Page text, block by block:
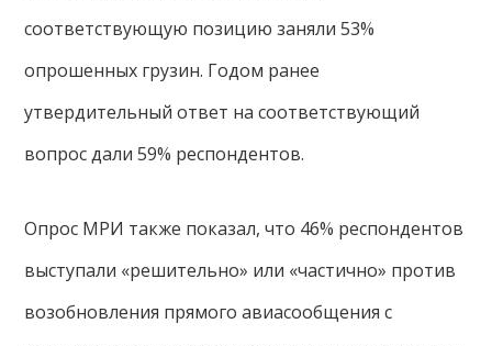
соответствующую позицию заняли 53%
опрошенных грузин. Годом ранее
утвердительный ответ на соответствующий
вопрос дали 59% респондентов.
Опрос МРИ также показал, что 46% респондентов
выступали «решительно» или «частично» против
возобновления прямого авиасообщения с